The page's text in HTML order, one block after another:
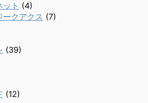
ト (4)
クアクス (7)
(39)
(12)